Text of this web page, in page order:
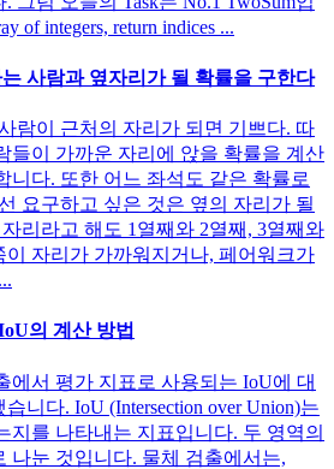
of integers, return indices ...
는 사람과 옆자리가 될 확률을 구한다
람이 근처의 자리가 되면 기쁘다. 따
들이 가까운 자리에 앉을 확률을 계산
니다. 또한 어느 좌석도 같은 확률로
요구하고 싶은 것은 옆의 자리가 될
리라고 해도 1열째와 2열째, 3열째와
이 자리가 가까워지거나, 페어워크가
의 계산 방법
에서 평가 지표로 사용되는 IoU에 대
니다. IoU (Intersection over Union)는
지를 나타내는 지표입니다. 두 영역의
나눈 것입니다. 물체 검출에서는,